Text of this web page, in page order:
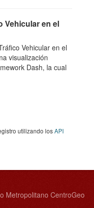
Vehicular en el
Vehicular en el
visualización
Dash, la cual
utilizando losAPI
Metropolitano CentroGeo